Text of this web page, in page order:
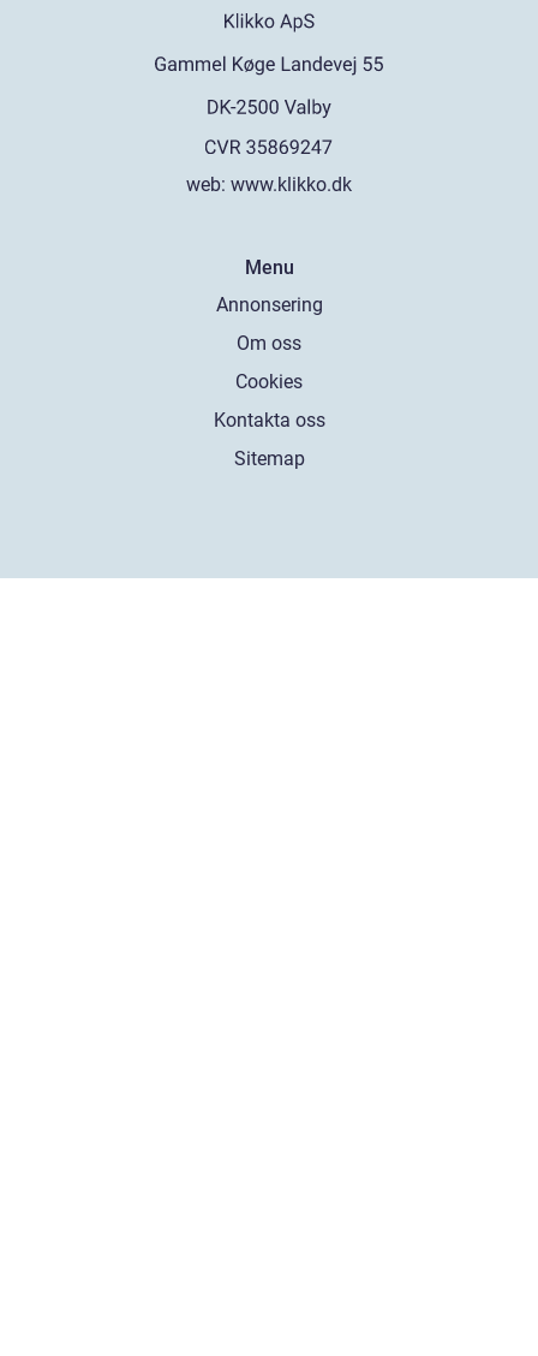
web: www.klikko.dk
Menu
Annonsering
Om oss
Cookies
Kontakta oss
Sitemap